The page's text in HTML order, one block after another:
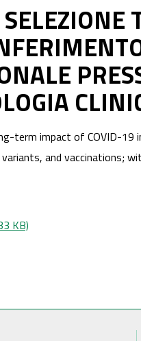
term impact of COVID-
variants, and
KB)